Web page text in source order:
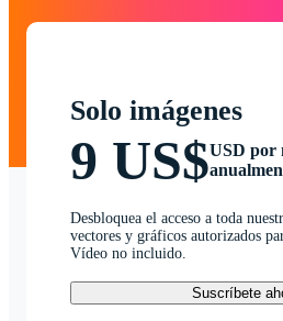
Solo imágenes
9 US$USD por
Desbloquea el acceso a toda
vectores y gráficos autorizados
Vídeo no incluido.
Suscríbete